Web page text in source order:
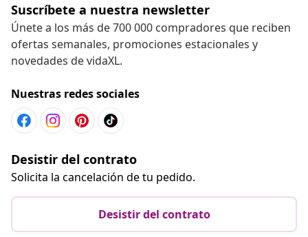
Suscríbete a nuestra newsletter
Únete a los más de 700 000 compradores que reciben
ofertas semanales, promociones estacionales y
novedades de vidaXL.
Nuestras redes sociales
Desistir del contrato
Solicita la cancelación de tu pedido.
Desistir del contrato